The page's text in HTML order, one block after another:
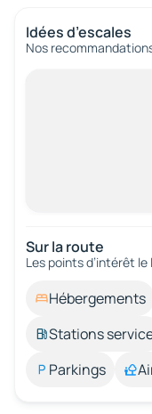
Idées d’escales
Nos
Sur la route
Les points d’intérêt
Hébergements
Stations
Parkings